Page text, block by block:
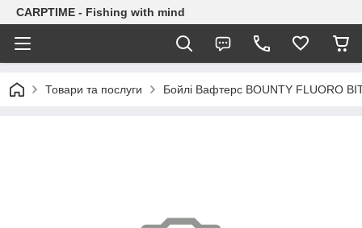
CARPTIME - Fishing with mind
Товари та послуги Бойлі Вафтерс BOUNTY FLUORO